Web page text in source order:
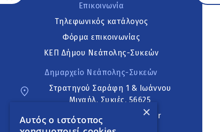
Επικοινωνία
Τηλεφωνικός κατάλογος
Φόρμα επικοινωνίας
ΚΕΠ Δήμου Νεάπολης-Συκεών
Δημαρχείο Νεάπολης-Συκεών
Στρατηγού Σαράφη 1 & Ιωάννου
Μιχαήλ, Συκιές, 56625
neapoli.sykies@ddt.gov.gr
×
Αυτός ο ιστότοπος